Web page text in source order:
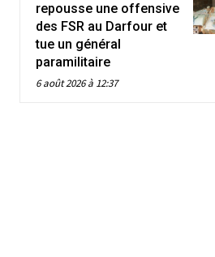
repousse une offensive
des FSR au Darfour et
tue un général
paramilitaire
6 août 2026 à 12:37